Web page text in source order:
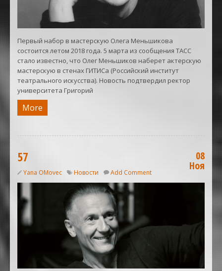
Первый набор в мастерскую Олега Меньшикова
состоится летом 2018 года. 5 марта из сообщения ТАСС
стало известно, что Олег Меньшиков наберет актерскую
мастерскую в стенах ГИТИСа (Российский институт
театрального искусства). Новость подтвердил ректор
университета Григорий
More
57
Yana OMovec Новости Add Comment
08
Ноя